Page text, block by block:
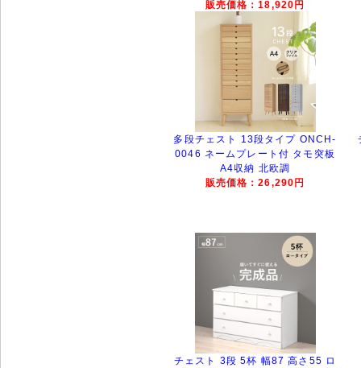
販売価格：18,920円
多段チェスト 13段タイプ ONCH-
0046 ネームプレート付 タモ突板
A4収納 北欧調
販売価格：26,290円
チェスト 3段 5杯 幅87 高さ55 ロ